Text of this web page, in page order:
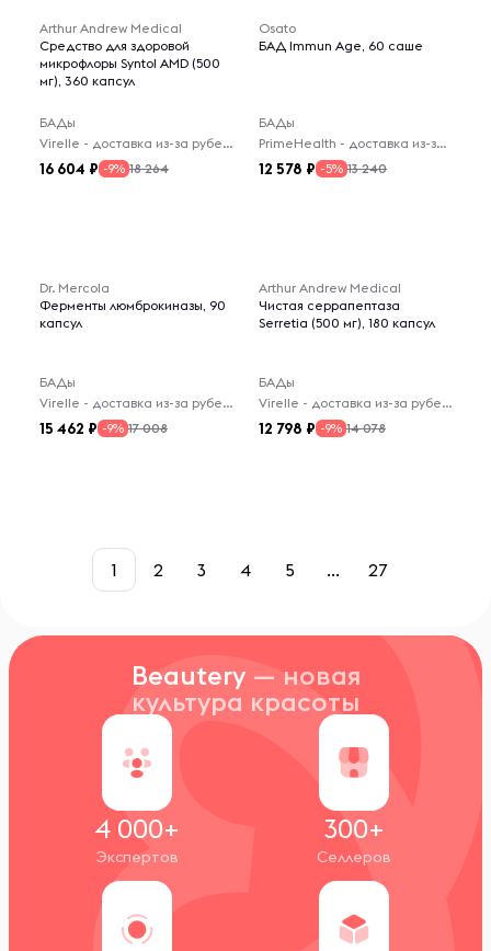
Arthur Andrew Medical
Средство для здоровой
микрофлоры Syntol AMD (500
мг), 360 капсул
БАДы
Virelle - доставка из-за рубежа
16 604 -9% 18 264
Osato
БАД Immun Age, 60 саше
БАДы
PrimeHealth - доставка из-за рубежа
12 578 -5% 13 240
Dr. Mercola
Ферменты люмброкиназы, 90
капсул
БАДы
Virelle - доставка из-за рубежа
15 462 -9% 17 008
Arthur Andrew Medical
Чистая серрапептаза
Serretia (500 мг), 180 капсул
БАДы
Virelle - доставка из-за рубежа
12 798 -9% 14 078
1 2 3 4 5 ... 27
Beautery — новая
культура красоты
4 000+
Экспертов
300+
Селлеров